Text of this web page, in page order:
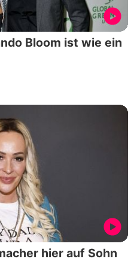
Bloom ist wie ein
hier auf Sohn